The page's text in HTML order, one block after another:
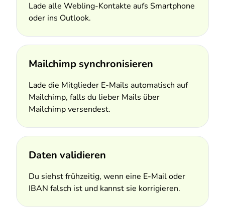
Lade alle Webling-Kontakte aufs Smartphone
oder ins Outlook.
Mailchimp synchronisieren
Lade die Mitglieder E-Mails automatisch auf
Mailchimp, falls du lieber Mails über
Mailchimp versendest.
Daten validieren
Du siehst frühzeitig, wenn eine E-Mail oder
IBAN falsch ist und kannst sie korrigieren.